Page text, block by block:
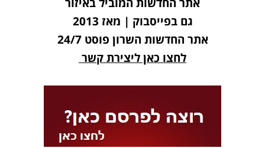
גם בפייסבוק | מאז 2013
אתר החדשות השרון פוסט 24/7
לחצו כאן ליצירת קשר